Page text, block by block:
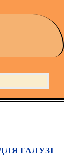
ГАЛУЗІ